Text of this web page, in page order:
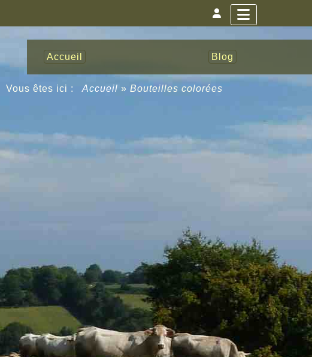
Accueil Blog
Vous êtes ici : Accueil » Bouteilles colorées